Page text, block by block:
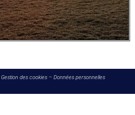
Gestion des cookies– Données personnelles